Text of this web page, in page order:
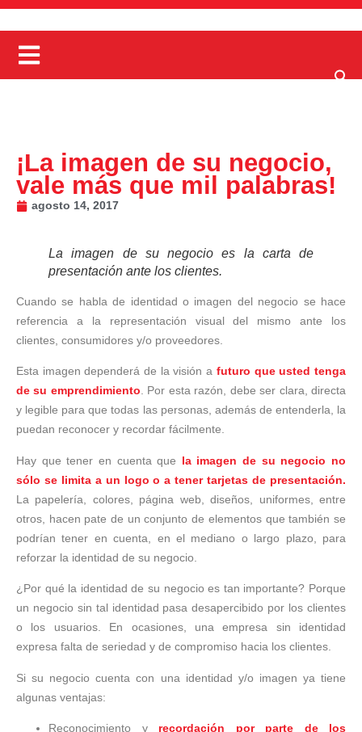
¡La imagen de su negocio,
vale más que mil palabras!
agosto 14, 2017
La imagen de su negocio es la carta de
presentación ante los clientes.
Cuando se habla de identidad o imagen del negocio se hace
referencia a la representación visual del mismo ante los
clientes, consumidores y/o proveedores.
Esta imagen dependerá de la visión a futuro que usted tenga
de su emprendimiento. Por esta razón, debe ser clara, directa
y legible para que todas las personas, además de entenderla, la
puedan reconocer y recordar fácilmente.
Hay que tener en cuenta que la imagen de su negocio no
sólo se limita a un logo o a tener tarjetas de presentación.
La papelería, colores, página web, diseños, uniformes, entre
otros, hacen pate de un conjunto de elementos que también se
podrían tener en cuenta, en el mediano o largo plazo, para
reforzar la identidad de su negocio.
¿Por qué la identidad de su negocio es tan importante? Porque
un negocio sin tal identidad pasa desapercibido por los clientes
o los usuarios. En ocasiones, una empresa sin identidad
expresa falta de seriedad y de compromiso hacia los clientes.
Si su negocio cuenta con una identidad y/o imagen ya tiene
algunas ventajas:
Reconocimiento y recordación por parte de los